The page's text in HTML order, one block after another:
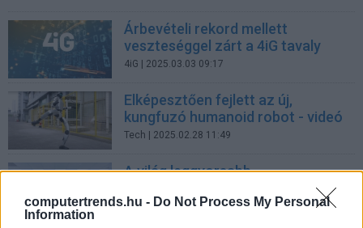
computertrends.hu - Do Not Process My Personal
Information
Árbevételi rekord mellett
veszteséggel zárt a 4iG tavaly
4iG | 2025.03.03 09:17
Elképesztően fejlett az új,
kungfuzó humanoid robot - videó
Tech | 2025.02.28 11:49
A világ leggyorsabb
szuperszámítógépe állt üzembe
az USA nukleáris arzenáljának